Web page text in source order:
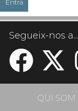
Segueix-nos a...
QUI SOM